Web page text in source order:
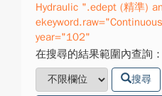
Hydraulic ".edept (精準)
year="102"
在搜尋的結果範圍內查詢：
搜尋